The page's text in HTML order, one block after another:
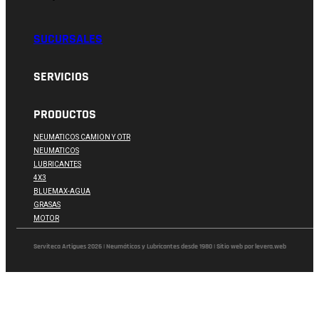
SUCURSALES
SERVICIOS
PRODUCTOS
NEUMATICOS CAMION Y OTR
NEUMATICOS
LUBRICANTES
4X3
BLUEMAX-AGUA
GRASAS
MOTOR
Serviteca Artigues 2026 | Neumáticos y Lubricantes desde 1980 | Sitio web por levera.web